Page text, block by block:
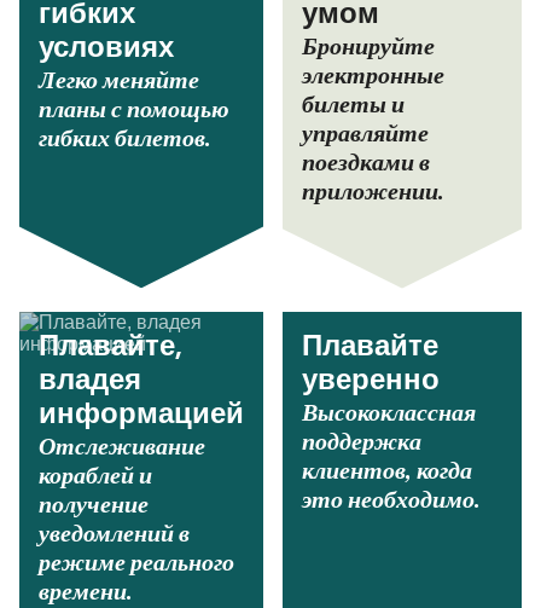
гибких
условиях
Легко меняйте
планы с помощью
гибких билетов.
умом
Бронируйте
электронные
билеты и
управляйте
поездками в
приложении.
Плавайте,
владея
информацией
Отслеживание
кораблей и
получение
уведомлений в
режиме реального
времени.
Плавайте
уверенно
Высококлассная
поддержка
клиентов, когда
это необходимо.